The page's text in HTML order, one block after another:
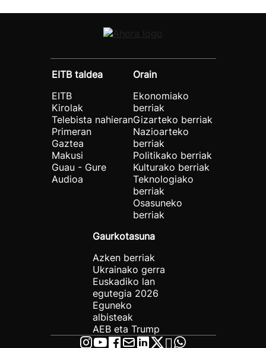
EITB taldea
EITB
Kirolak
Telebista nahieran
Primeran
Gaztea
Makusi
Guau - Gure
Audioa
Orain
Ekonomiako
berriak
Gizarteko berriak
Nazioarteko
berriak
Politikako berriak
Kulturako berriak
Teknologiako
berriak
Osasuneko
berriak
Gaurkotasuna
Azken berriak
Ukrainako gerra
Euskadiko lan
egutegia 2026
Eguneko
albisteak
AEB eta Trump